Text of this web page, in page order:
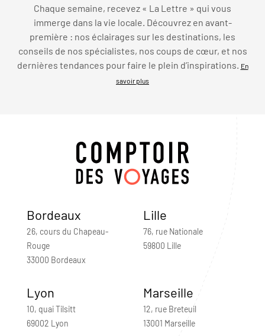
Chaque semaine, recevez « La Lettre » qui vous
immerge dans la vie locale. Découvrez en avant-
première : nos éclairages sur les destinations, les
conseils de nos spécialistes, nos coups de cœur, et nos
dernières tendances pour faire le plein d’inspirations.
En
savoir plus
Bordeaux
26, cours du Chapeau-
Rouge
33000 Bordeaux
Lille
76, rue Nationale
59800 Lille
Lyon
10, quai Tilsitt
69002 Lyon
Marseille
12, rue Breteuil
13001 Marseille